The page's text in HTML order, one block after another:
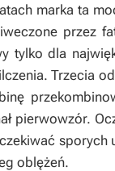
marka ta
przez
tylko dla
Trzecia
pierwowzór.
sporych
oblężeń.